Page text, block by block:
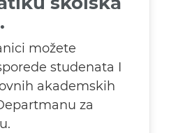
možete
studenata I
akademskih
za